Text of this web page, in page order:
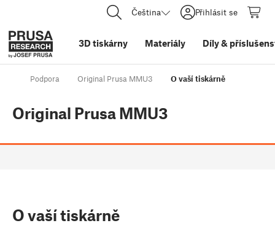
Čeština Přihlásit se
3D tiskárny Materiály Díly&
Podpora Original Prusa MMU3 O vaší tiskárně
Original Prusa MMU3
O vaší tiskárně